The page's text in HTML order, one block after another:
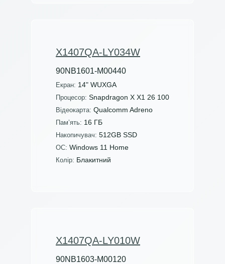
X1407QA-LY034W
90NB1601-M00440
Екран: 14" WUXGA
Процесор: Snapdragon X X1 26 100
Відеокарта: Qualcomm Adreno
Пам’ять: 16 ГБ
Накопичувач: 512GB SSD
ОС: Windows 11 Home
Колір: Блакитний
X1407QA-LY010W
90NB1603-M00120